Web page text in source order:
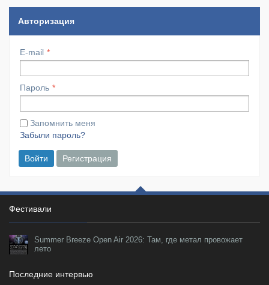
Авторизация
E-mail
Пароль
Запомнить меня
Забыли пароль?
Войти Регистрация
Фестивали
Summer Breeze Open Air 2026: Там, где метал провожает
лето
Последние интервью